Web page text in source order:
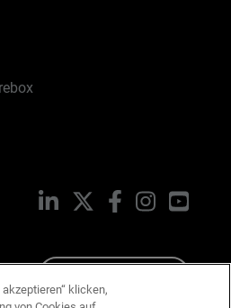
LinkedIn FacebookInstagram
klicken,